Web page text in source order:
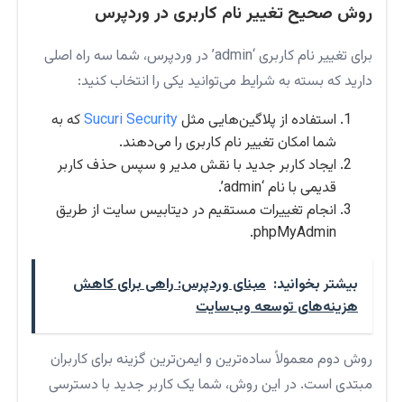
روش صحیح تغییر نام کاربری در وردپرس
برای تغییر نام کاربری ‘admin’ در وردپرس، شما سه راه اصلی
دارید که بسته به شرایط می‌توانید یکی را انتخاب کنید:
استفاده از پلاگین‌هایی مثلSucuri Securityکه به
شما امکان تغییر نام کاربری را می‌دهند.
ایجاد کاربر جدید با نقش مدیر و سپس حذف کاربر
قدیمی با نام ‘admin’.
انجام تغییرات مستقیم در دیتابیس سایت از طریق
phpMyAdmin.
بیشتر بخوانید: مبنای وردپرس: راهی برای کاهش
هزینه‌های توسعه وب‌سایت
روش دوم معمولاً ساده‌ترین و ایمن‌ترین گزینه برای کاربران
مبتدی است. در این روش، شما یک کاربر جدید با دسترسی